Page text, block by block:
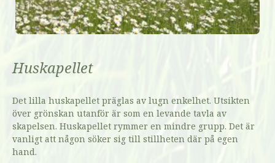
Huskapellet
Det lilla huskapellet präglas av lugn enkelhet. Utsikten
över grönskan utanför är som en levande tavla av
skapelsen. Huskapellet rymmer en mindre grupp. Det är
vanligt att någon söker sig till stillheten där på egen
hand.